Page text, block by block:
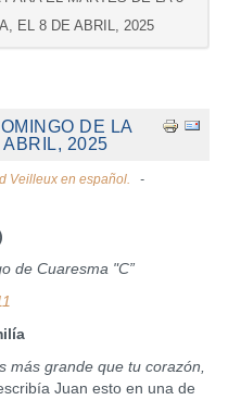
EL 8 DE ABRIL, 2025
DE LA
2025
Veilleux en español.
de Cuaresma "C”
más grande que tu corazón,
Juan esto en una de